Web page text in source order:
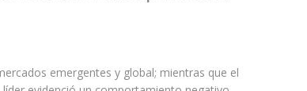
emergentes y global; mientras que el